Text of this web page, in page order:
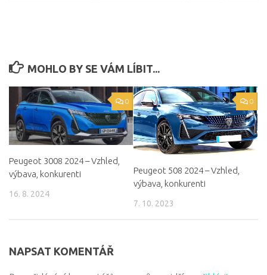
MOHLO BY SE VÁM LÍBIT...
0
Peugeot 3008 2024 – Vzhled,
výbava, konkurenti
16. 8. 2024
0
Peugeot 508 2024 – Vzhled,
výbava, konkurenti
7. 10. 2023
NAPSAT KOMENTÁŘ